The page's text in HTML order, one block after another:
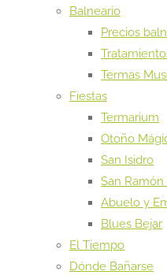
Balneario
Precios
Termas
Fiestas
Termarium
Otoño
San Isidro
San
Abuelo y
Blues Bejar
El Tiempo
Dónde Bañarse